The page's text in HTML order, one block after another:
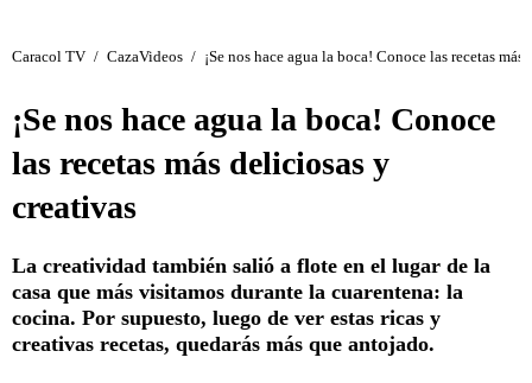
Caracol TV / CazaVideos / ¡Se nos hace agua la boca! Conoce las recetas
¡Se nos hace agua la boca! Conoce
las recetas más deliciosas y
creativas
La creatividad también salió a flote en el lugar de la
casa que más visitamos durante la cuarentena: la
cocina. Por supuesto, luego de ver estas ricas y
creativas recetas, quedarás más que antojado.